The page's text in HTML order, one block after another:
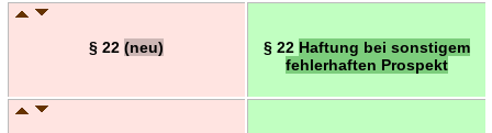
§ 22 (neu) § 22 Haftung bei sonstigem
fehlerhaften Prospekt